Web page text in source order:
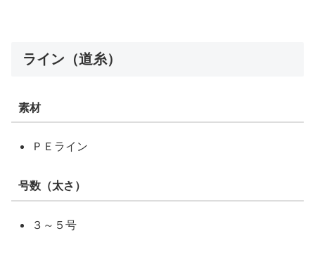
ライン（道糸）
素材
ＰＥライン
号数（太さ）
３～５号